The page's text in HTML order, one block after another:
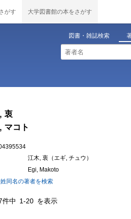
がす 大学図書館の本をさがす
図書・雑誌検索
衷
マコト
江木, 衷（エギ, チュウ）
Egi, Makoto
同名の著者を検索
件中 1-20 を表示